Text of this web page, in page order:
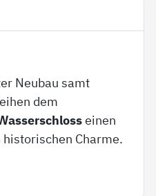
Neubau samt
dem
einen
Charme.